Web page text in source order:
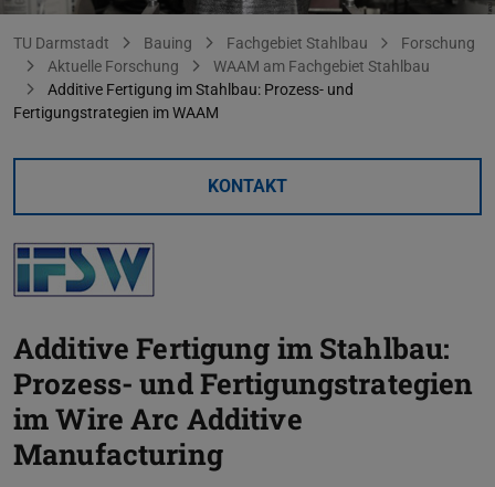
Sie befinden sich hier:
TU Darmstadt Bauing Fachgebiet Stahlbau
Forschung
Aktuelle Forschung
WAAM am Fachgebiet Stahlbau
Additive Fertigung im Stahlbau: Prozess- und
Fertigungstrategien im WAAM
KONTAKT
Additive Fertigung im Stahlbau:
Prozess- und Fertigungstrategien
im Wire Arc Additive
Manufacturing